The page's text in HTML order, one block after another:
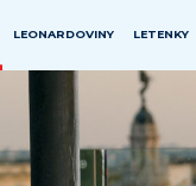
EURÓPA
CHORVÁTSKO
LEONARDOVINY LETENKY